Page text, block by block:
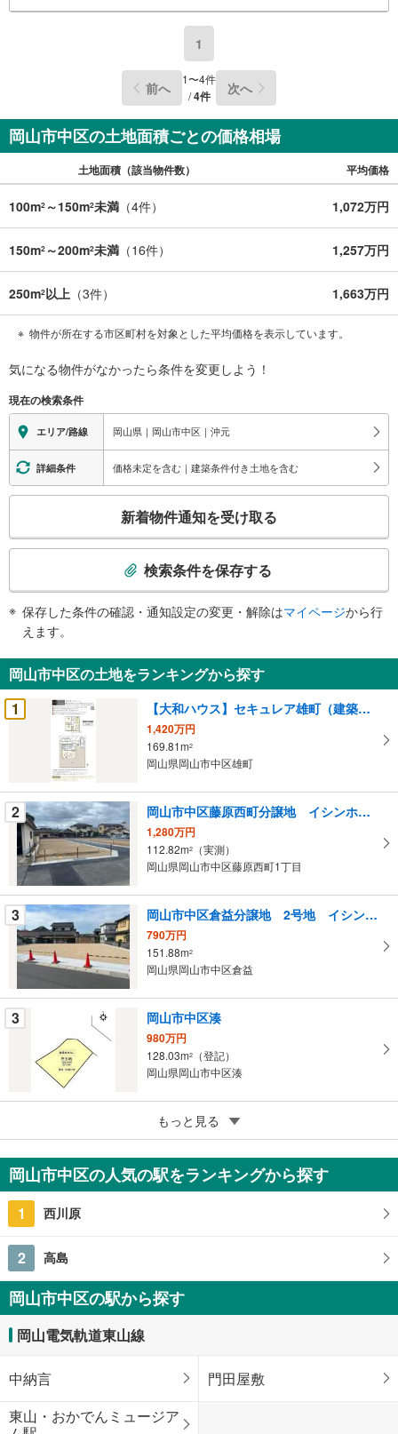
1
前へ 1〜4件
/4件 次へ
岡山市中区の土地面積ごとの価格相場
土地面積（該当物件数） 平均価格
100m2 ～150m2未満 （4件） 1,072万円
150m2 ～200m2未満 （16件） 1,257万円
250m2以上 （3件） 1,663万円
物件が所在する市区町村を対象とした平均価格を表示しています。
気になる物件がなかったら条件を変更しよう！
現在の検索条件
エリア/路線 岡山県｜岡山市中区｜沖元
詳細条件 価格未定を含む｜建築条件付き土地を含む
検
知
を
受
け
条
件
を
マ
ペ
ー
ジ
に
存
す
る
新着物件通知を受け取る
検索条件を保存する
保存した条件の確認・通知設定の変更・解除はマイページから行
えます。
岡山市中区の土地をランキングから探す
1
【大和ハウス】セキュレア雄町（建築条件付宅地分譲）
1,420万円
169.81m2
岡山県岡山市中区雄町
2 岡山市中区藤原西町分譲地 イシンホーム岡山
1,280万円
112.82m2
（実測）
岡山県岡山市中区藤原西町1丁目
3 岡山市中区倉益分譲地 2号地 イシンホーム岡山
790万円
151.88m2
岡山県岡山市中区倉益
3 岡山市中区湊
980万円
128.03m2
（登記）
岡山県岡山市中区湊
岡山市中区湊
100万円
277m2（登記）
岡山県岡山市中区湊
もっと見る
岡山市中区の人気の駅をランキングから探す
1 西川原
2 高島
岡山市中区の駅から探す
岡山電気軌道東山線
中納言
門田屋敷
東山・おかでんミュージア